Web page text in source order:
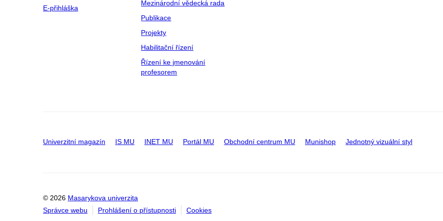
E-přihláška
Mezinárodní vědecká rada
Publikace
Projekty
Habilitační řízení
Řízení ke jmenování
profesorem
Univerzitní magazín IS MU INET MU Portál MU Obchodní centrum MU Munishop Jednotný vizuální styl
© 2026 Masarykova univerzita
Správce webu
Prohlášení o přístupnosti Cookies